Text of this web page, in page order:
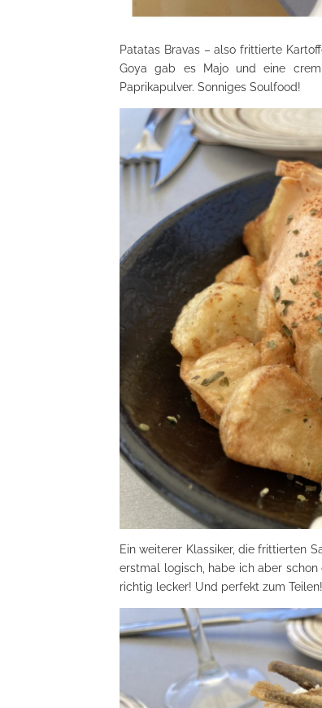
Patatas Bravas – also frittierte
Goya gab es Majo und eine
Paprikapulver. Sonniges Soulfood!
Ein weiterer Klassiker, die frittierten
erstmal logisch, habe ich aber
richtig lecker! Und perfekt zum Teilen!